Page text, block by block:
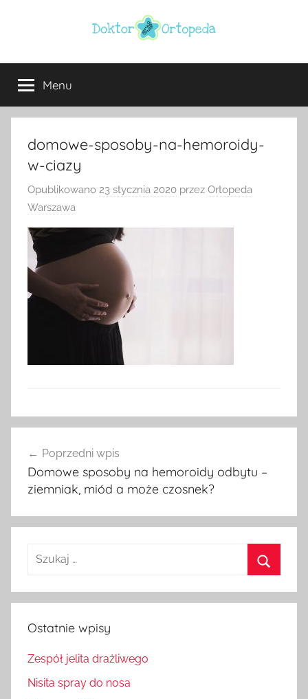
Doktor
ortopeda
Warszawa
usg
Warszawa,
ginekolog,
urolog,
dietetyk
Menu
domowe-sposoby-na-hemoroidy-
w-ciazy
Opublikowano 23 stycznia 2020 przez Ortopeda
Warszawa
wpisu
Poprzedni wpis
Domowe sposoby na hemoroidy odbytu –
ziemniak, miód a może czosnek?
Szukaj:
Ostatnie wpisy
Zespół jelita drażliwego
Nisita spray do nosa